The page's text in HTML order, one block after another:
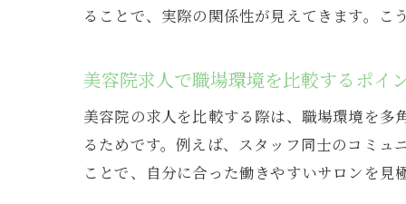
ることで、実際の関係性が見えてきます。
美容院求人で職場環境を比較するポイ
美容院の求人を比較する際は、職場環境を
るためです。例えば、スタッフ同士のコミ
ことで、自分に合った働きやすいサロンを